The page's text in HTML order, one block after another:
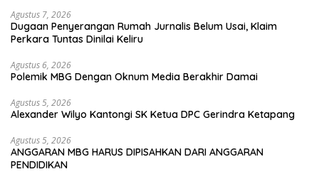
Agustus 7, 2026
Dugaan Penyerangan Rumah Jurnalis Belum Usai, Klaim
Perkara Tuntas Dinilai Keliru
Agustus 6, 2026
Polemik MBG Dengan Oknum Media Berakhir Damai
Agustus 5, 2026
Alexander Wilyo Kantongi SK Ketua DPC Gerindra Ketapang
Agustus 5, 2026
ANGGARAN MBG HARUS DIPISAHKAN DARI ANGGARAN
PENDIDIKAN